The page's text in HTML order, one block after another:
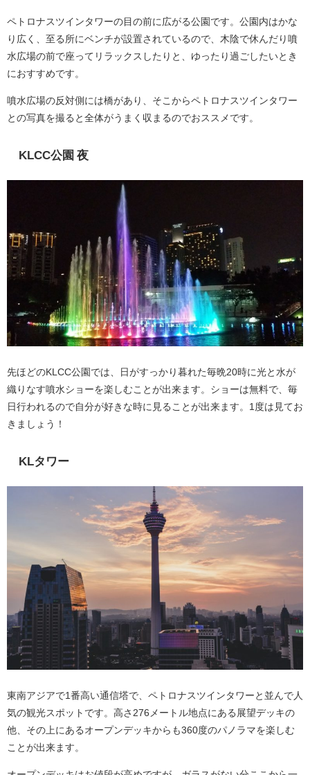
ペトロナスツインタワーの目の前に広がる公園です。公園内はかな
り広く、至る所にベンチが設置されているので、木陰で休んだり噴
水広場の前で座ってリラックスしたりと、ゆったり過ごしたいとき
におすすめです。
噴水広場の反対側には橋があり、そこからペトロナスツインタワー
との写真を撮ると全体がうまく収まるのでおススメです。
KLCC公園 夜
先ほどのKLCC公園では、日がすっかり暮れた毎晩20時に光と水が
織りなす噴水ショーを楽しむことが出来ます。ショーは無料で、毎
日行われるので自分が好きな時に見ることが出来ます。1度は見てお
きましょう！
KLタワー
東南アジアで1番高い通信塔で、ペトロナスツインタワーと並んで人
気の観光スポットです。高さ276メートル地点にある展望デッキの
他、その上にあるオープンデッキからも360度のパノラマを楽しむ
ことが出来ます。